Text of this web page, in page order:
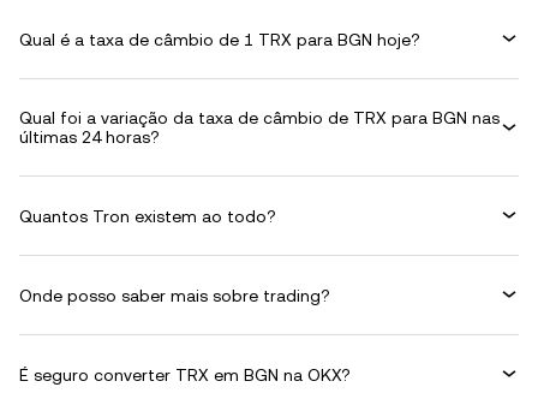
Qual é a taxa de câmbio de 1 TRX para BGN hoje?
Qual foi a variação da taxa de câmbio de TRX para BGN nas
últimas 24 horas?
Quantos Tron existem ao todo?
Onde posso saber mais sobre trading?
É seguro converter TRX em BGN na OKX?